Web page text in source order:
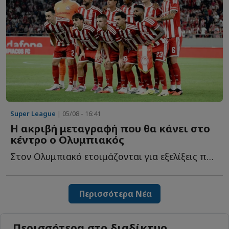
Super League | 05/08 - 16:41
Η ακριβή μεταγραφή που θα κάνει στο
κέντρο ο Ολυμπιακός
Στον Ολυμπιακό ετοιμάζονται για εξελίξεις που αναμένεται ν...
Περισσότερα Νέα